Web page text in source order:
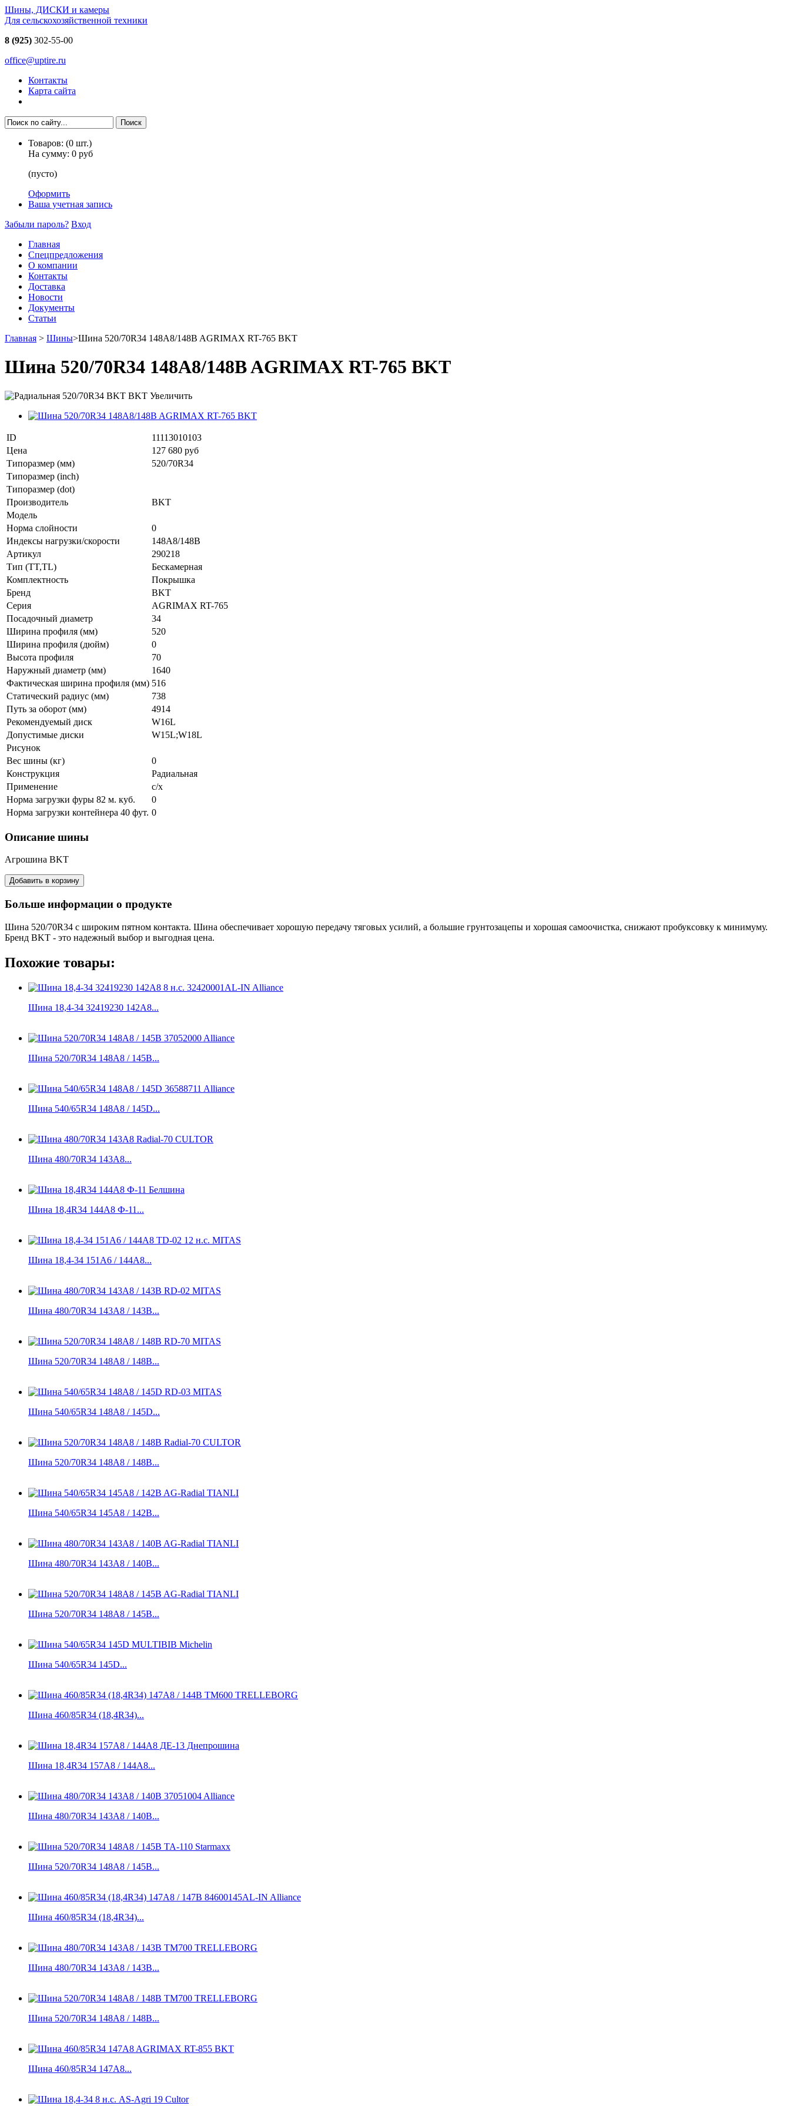
Шины, ДИСКИ и камеры
Для сельскохозяйственной техники
8 (925) 302-55-00
office@uptire.ru
Контакты
Карта сайта
Товаров: (0 шт.)
На сумму: 0 руб
(пусто)
Оформить
Ваша учетная запись
Забыли пароль? Вход
Главная
Спецпредложения
О компании
Контакты
Доставка
Новости
Документы
Статьи
Главная > Шины>Шина 520/70R34 148A8/148B AGRIMAX RT-765 BKT
Шина 520/70R34 148A8/148B AGRIMAX RT-765 BKT
Увеличить
ID
11113010103
Цена
127 680 руб
Типоразмер (мм)
520/70R34
Типоразмер (inch)
Типоразмер (dot)
Производитель
BKT
Модель
Норма слойности
0
Индексы нагрузки/скорости
148A8/148B
Артикул
290218
Тип (TT,TL)
Бескамерная
Комплектность
Покрышка
Бренд
BKT
Серия
AGRIMAX RT-765
Посадочный диаметр
34
Ширина профиля (мм)
520
Ширина профиля (дюйм)
0
Высота профиля
70
Наружный диаметр (мм)
1640
Фактическая ширина профиля (мм) 516
Статический радиус (мм)
738
Путь за оборот (мм)
4914
Рекомендуемый диск
W16L
Допустимые диски
W15L;W18L
Рисунок
Вес шины (кг)
0
Конструкция
Радиальная
Применение
с/х
Норма загрузки фуры 82 м. куб.
0
Норма загрузки контейнера 40 фут. 0
Описание шины
Агрошина BKT
Больше информации о продукте
Шина 520/70R34 с широким пятном контакта. Шина обеспечивает хорошую передачу тяговых усилий, а большие грунтозацепы и хорошая самоочистка, снижают пробуксовку к минимуму.
Бренд BKT - это надежный выбор и выгодная цена.
Похожие товары:
Шина 18,4-34 32419230 142A8...
Шина 520/70R34 148A8 / 145B...
Шина 540/65R34 148A8 / 145D...
Шина 480/70R34 143A8...
Шина 18,4R34 144А8 Ф-11...
Шина 18,4-34 151A6 / 144A8...
Шина 480/70R34 143A8 / 143B...
Шина 520/70R34 148A8 / 148B...
Шина 540/65R34 148A8 / 145D...
Шина 520/70R34 148A8 / 148B...
Шина 540/65R34 145A8 / 142B...
Шина 480/70R34 143A8 / 140B...
Шина 520/70R34 148A8 / 145B...
Шина 540/65R34 145D...
Шина 460/85R34 (18,4R34)...
Шина 18,4R34 157А8 / 144A8...
Шина 480/70R34 143A8 / 140B...
Шина 520/70R34 148A8 / 145B...
Шина 460/85R34 (18,4R34)...
Шина 480/70R34 143A8 / 143B...
Шина 520/70R34 148A8 / 148B...
Шина 460/85R34 147A8...